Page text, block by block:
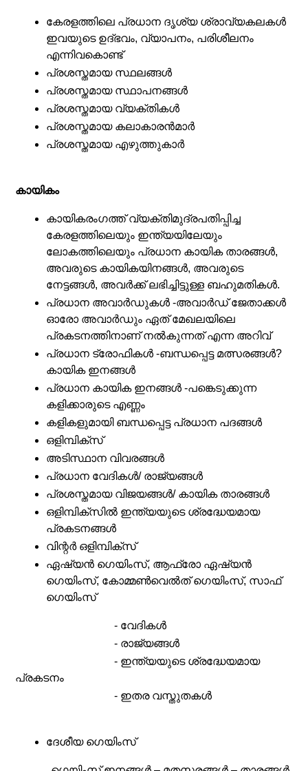
കേരളത്തിലെ പ്രധാന ദൃശ്യ ശ്രാവ്യകലകൾ
ഇവയുടെ ഉദ്ഭവം, വ്യാപനം, പരിശീലനം
എന്നിവകൊണ്ട്
പ്രശസ്തമായ സ്ഥലങ്ങൾ
പ്രശസ്തമായ സ്ഥാപനങ്ങൾ
പ്രശസ്തമായ വ്യക്തികൾ
പ്രശസ്തമായ കലാകാരൻമാർ
പ്രശസ്തമായ എഴുത്തുകാർ
കായികം
കായികരംഗത്ത് വ്യക്തിമുദ്രപതിപ്പിച്ച
കേരളത്തിലെയും ഇന്ത്യയിലേയും
ലോകത്തിലെയും പ്രധാന കായിക താരങ്ങൾ,
അവരുടെ കായികയിനങ്ങൾ, അവരുടെ
നേട്ടങ്ങൾ, അവർക്ക് ലഭിച്ചിട്ടുള്ള ബഹുമതികൾ.
പ്രധാന അവാർഡുകൾ -അവാർഡ് ജേതാക്കൾ
ഓരോ അവാർഡും ഏത് മേഖലയിലെ
പ്രകടനത്തിനാണ് നൽകുന്നത് എന്ന അറിവ്
പ്രധാന ട്രോഫികൾ -ബന്ധപ്പെട്ട മത്സരങ്ങൾ?
കായിക ഇനങ്ങൾ
പ്രധാന കായിക ഇനങ്ങൾ -പങ്കെടുക്കുന്ന
കളിക്കാരുടെ എണ്ണം
കളികളുമായി ബന്ധപ്പെട്ട പ്രധാന പദങ്ങൾ
ഒളിമ്പിക്സ്
അടിസ്ഥാന വിവരങ്ങൾ
പ്രധാന വേദികൾ/ രാജ്യങ്ങൾ
പ്രശസ്തമായ വിജയങ്ങൾ/ കായിക താരങ്ങൾ
ഒളിമ്പിക്സിൽ ഇന്ത്യയുടെ ശ്രദ്ധേയമായ
പ്രകടനങ്ങൾ
വിന്റർ ഒളിമ്പിക്സ്
ഏഷ്യൻ ഗെയിംസ്, ആഫ്രോ ഏഷ്യൻ
ഗെയിംസ്, കോമ്മൺവെൽത് ഗെയിംസ്, സാഫ്
ഗെയിംസ്
- വേദികൾ
- രാജ്യങ്ങൾ
- ഇന്ത്യയുടെ ശ്രദ്ധേയമായ
പ്രകടനം
- ഇതര വസ്തുതകൾ
ദേശീയ ഗെയിംസ്